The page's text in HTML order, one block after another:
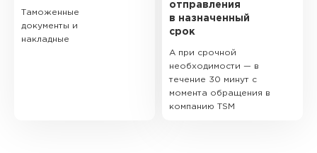
Таможенные
документы и
накладные
отправления
в назначенный
срок
А при срочной
необходимости — в
течение 30 минут с
момента обращения в
компанию TSM